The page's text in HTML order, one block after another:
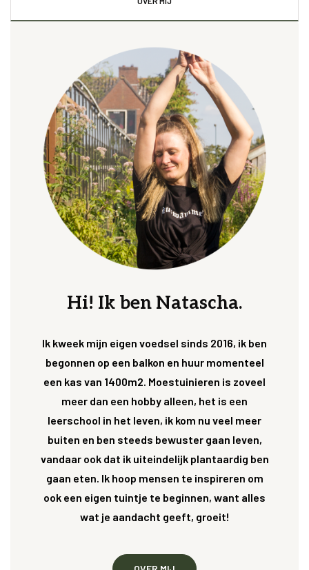
Hi! Ik ben Natascha.
Ik kweek mijn eigen voedsel sinds 2016, ik ben
begonnen op een balkon en huur momenteel
een kas van 1400m2. Moestuinieren is zoveel
meer dan een hobby alleen, het is een
leerschool in het leven, ik kom nu veel meer
buiten en ben steeds bewuster gaan leven,
vandaar ook dat ik uiteindelijk plantaardig ben
gaan eten. Ik hoop mensen te inspireren om
ook een eigen tuintje te beginnen, want alles
wat je aandacht geeft, groeit!